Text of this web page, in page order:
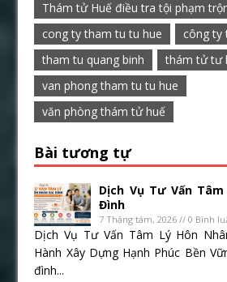
Thám tử Huế điều tra tội phạm
cong ty tham tu tu hue
công ty
tham tu quang binh
thám tử tư
van phong tham tu tu hue
văn phòng thám tử huế
Bài tương tự
Dịch Vụ Tư Vấn
Đình
7 Tháng tám, 2026 // 0 Bình
Dịch Vụ Tư Vấn Tâm Lý Hôn
Hành Xây Dựng Hạnh Phúc Bền
đình...